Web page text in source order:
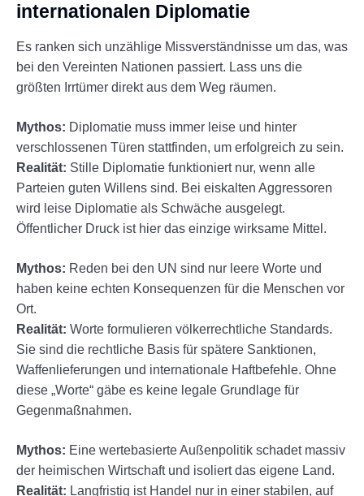
internationalen Diplomatie
Es ranken sich unzählige Missverständnisse um das, was
bei den Vereinten Nationen passiert. Lass uns die
größten Irrtümer direkt aus dem Weg räumen.
Mythos: Diplomatie muss immer leise und hinter
verschlossenen Türen stattfinden, um erfolgreich zu sein.
Realität: Stille Diplomatie funktioniert nur, wenn alle
Parteien guten Willens sind. Bei eiskalten Aggressoren
wird leise Diplomatie als Schwäche ausgelegt.
Öffentlicher Druck ist hier das einzige wirksame Mittel.
Mythos: Reden bei den UN sind nur leere Worte und
haben keine echten Konsequenzen für die Menschen vor
Ort.
Realität: Worte formulieren völkerrechtliche Standards.
Sie sind die rechtliche Basis für spätere Sanktionen,
Waffenlieferungen und internationale Haftbefehle. Ohne
diese „Worte“ gäbe es keine legale Grundlage für
Gegenmaßnahmen.
Mythos: Eine wertebasierte Außenpolitik schadet massiv
der heimischen Wirtschaft und isoliert das eigene Land.
Realität: Langfristig ist Handel nur in einer stabilen, auf